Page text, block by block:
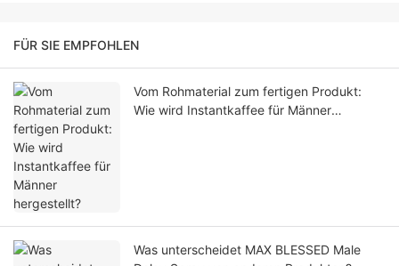
FÜR SIE EMPFOHLEN
Vom Rohmaterial zum fertigen Produkt:
Wie wird Instantkaffee für Männer
Was unterscheidet MAX BLESSED Male